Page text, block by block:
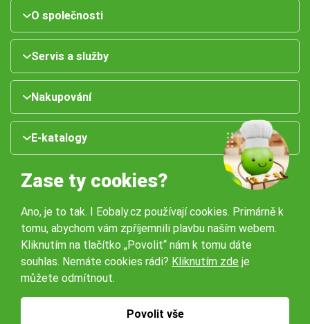
O společnosti
Servis a služby
Nakupování
E-katalogy
Naše pobočky:
Obchodní podmínky
Zase ty cookies?
Ano, je to tak. I Eobaly.cz používají cookies. Primárně k
tomu, abychom vám zpříjemnili plavbu naším webem.
Kliknutím na tlačítko „Povolit“ nám k tomu dáte
souhlas. Nemáte cookies rádi? Kliknutím zde je
můžete odmítnout.
Povolit vše